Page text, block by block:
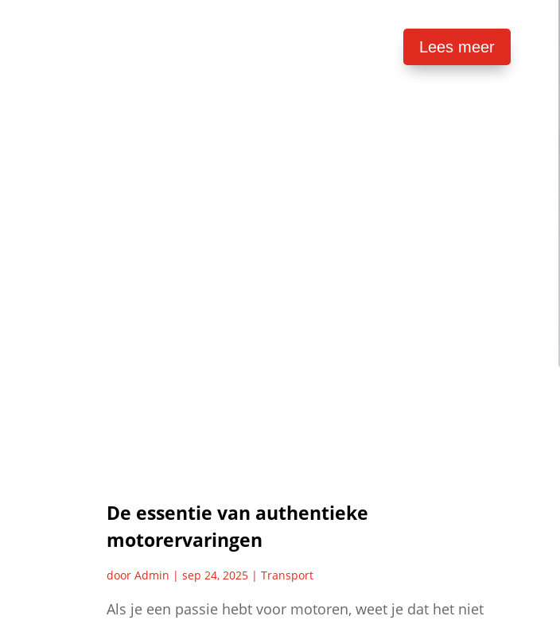
Lees meer
De essentie van authentieke
motorervaringen
doorAdmin |sep 24, 2025 |Transport
Als je een passie hebt voor motoren, weet je dat het niet